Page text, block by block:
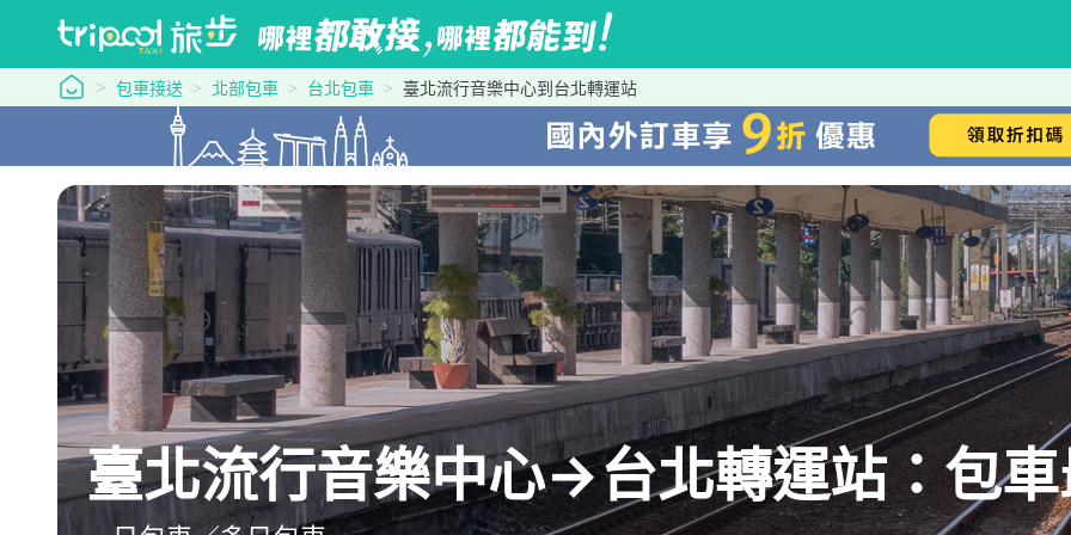
tripool 旅步
包車接送 北部包車 台北包車 臺北流行音樂中心到台北轉運站
臺北流行音樂中心→台北轉運站：包